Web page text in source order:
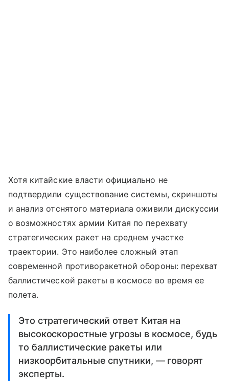
Хотя китайские власти официально не
подтвердили существование системы, скриншоты
и анализ отснятого материала оживили дискуссии
о возможностях армии Китая по перехвату
стратегических ракет на среднем участке
траектории. Это наиболее сложный этап
современной противоракетной обороны: перехват
баллистической ракеты в космосе во время ее
полета.
Это стратегический ответ Китая на
высокоскоростные угрозы в космосе, будь
то баллистические ракеты или
низкоорбитальные спутники, — говорят
эксперты.